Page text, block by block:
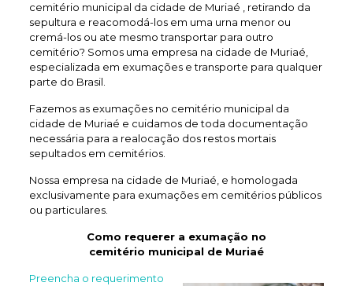
cemitério municipal da cidade de Muriaé , retirando da
sepultura e reacomodá-los em uma urna menor ou
cremá-los ou ate mesmo transportar para outro
cemitério? Somos uma empresa na cidade de Muriaé,
especializada em exumações e transporte para qualquer
parte do Brasil.
Fazemos as exumações no cemitério municipal da
cidade de Muriaé e cuidamos de toda documentação
necessária para a realocação dos restos mortais
sepultados em cemitérios.
Nossa empresa na cidade de Muriaé, e homologada
exclusivamente para exumações em cemitérios públicos
ou particulares.
Como requerer a exumação no
cemitério municipal de Muriaé
Preencha o requerimento